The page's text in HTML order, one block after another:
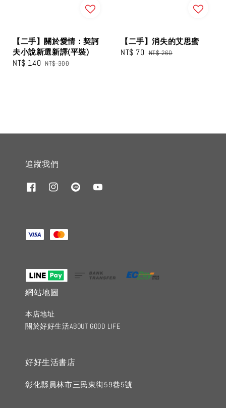
【二手】關於愛情：契訶
夫小說新選新譯(平裝)
Sale
NT$ 140 Regular
NT$ 300
【二手】消失的艾思蜜
Sale
NT$ 70 Regular
NT$ 260
追蹤我們
網站地圖
本店地址
關於好好生活ABOUT GOOD LIFE
好好生活書店
彰化縣員林市三民東街59巷5號